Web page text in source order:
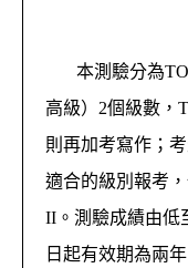
本測驗分為
高級）2個級數，
則再加考寫作；
適合的級別報考
II。測驗成績由低
日起有效期為兩